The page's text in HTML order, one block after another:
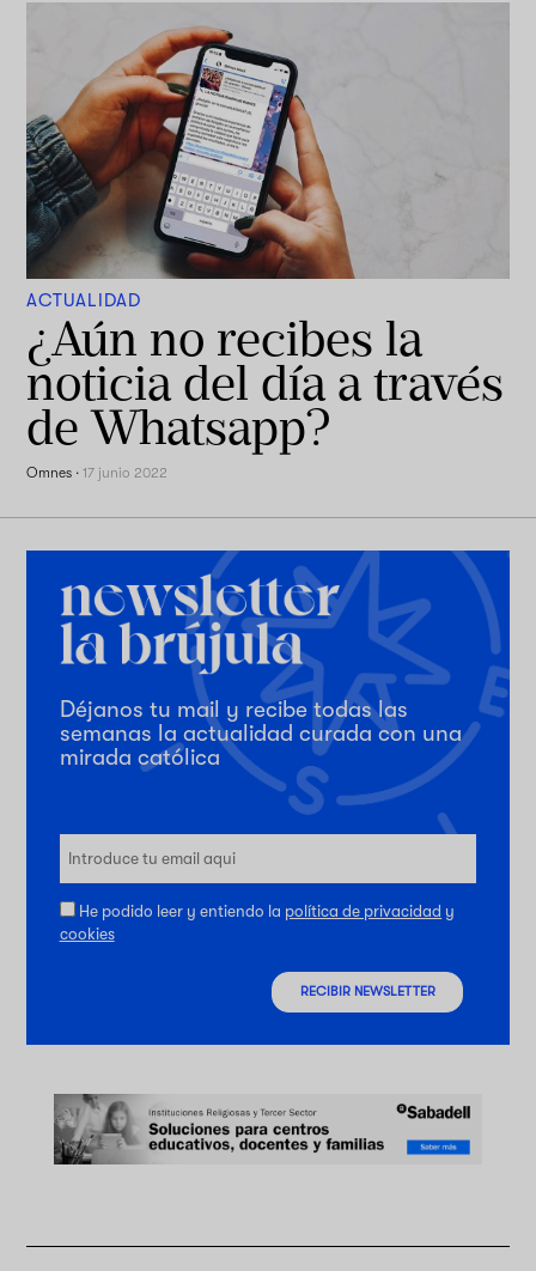
ACTUALIDAD
¿Aún no recibes la
noticia del día a través
de Whatsapp?
Omnes ·17 junio 2022
Déjanos tu mail y recibe todas las
semanas la actualidad curada con una
mirada católica
He podido leer y entiendo la política de privacidad y
cookies
RECIBIR NEWSLETTER